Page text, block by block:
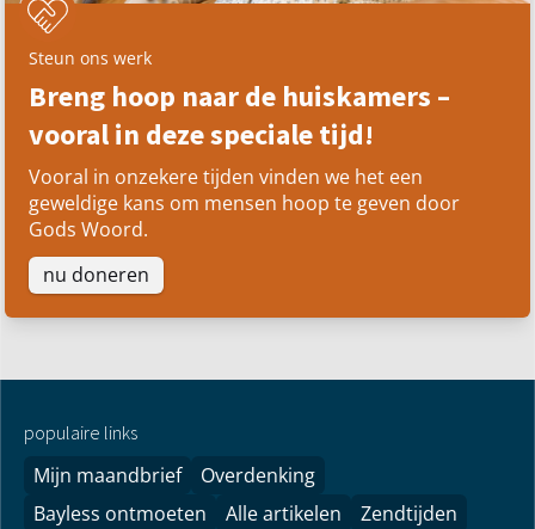
Steun ons werk
Breng hoop naar de huiskamers –
vooral in deze speciale tijd!
Vooral in onzekere tijden vinden we het een
geweldige kans om mensen hoop te geven door
Gods Woord.
nu doneren
populaire links
Mijn maandbrief
Overdenking
Bayless ontmoeten
Alle artikelen
Zendtijden